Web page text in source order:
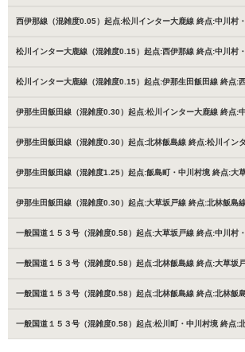
西伊那線（混雑度0.05）起点:松川インター大鹿線 終点:中川村
松川インター大鹿線（混雑度0.15）起点:西伊那線 終点:中川村
松川インター大鹿線（混雑度0.15）起点:伊那生田飯田線 終点:
伊那生田飯田線（混雑度0.30）起点:松川インター大鹿線 終点:
伊那生田飯田線（混雑度0.30）起点:北林飯島線 終点:松川イン
伊那生田飯田線（混雑度1.25）起点:飯島町・中川村境 終点:大
伊那生田飯田線（混雑度0.30）起点:大草坂戸線 終点:北林飯島
一般国道１５３号（混雑度0.58）起点:大草坂戸線 終点:中川村
一般国道１５３号（混雑度0.58）起点:北林飯島線 終点:大草坂
一般国道１５３号（混雑度0.58）起点:北林飯島線 終点:北林飯
一般国道１５３号（混雑度0.58）起点:松川町・中川村境 終点: